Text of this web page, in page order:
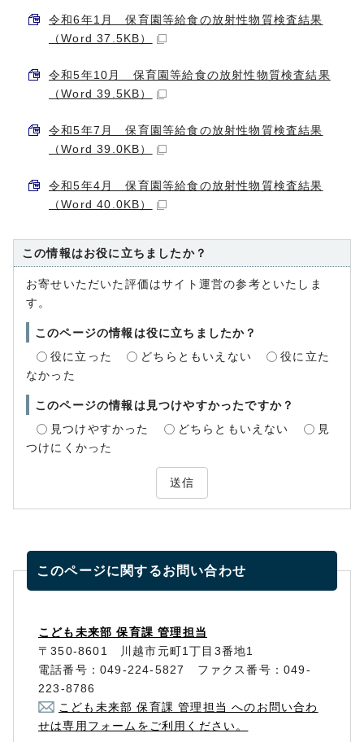
令和6年1月 保育園等給食の放射性物質検査結果
（Word 37.5KB）
令和5年10月 保育園等給食の放射性物質検査結果
（Word 39.5KB）
令和5年7月 保育園等給食の放射性物質検査結果
（Word 39.0KB）
令和5年4月 保育園等給食の放射性物質検査結果
（Word 40.0KB）
この情報はお役に立ちましたか？
お寄せいただいた評価はサイト運営の参考といたしま
す。
このページの情報は役に立ちましたか？
役に立った
どちらともいえない
役に立た
なかった
このページの情報は見つけやすかったですか？
見つけやすかった
どちらともいえない
見
つけにくかった
送信
このページに関するお問い合わせ
こども未来部 保育課 管理担当
〒350-8601 川越市元町1丁目3番地1
電話番号：049-224-5827 ファクス番号：049-
223-8786
こども未来部 保育課 管理担当 へのお問い合わ
せは専用フォームをご利用ください。